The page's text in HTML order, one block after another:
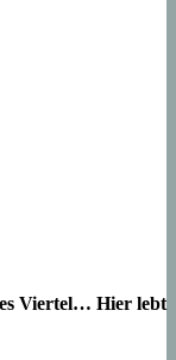
Viertel… Hier lebt